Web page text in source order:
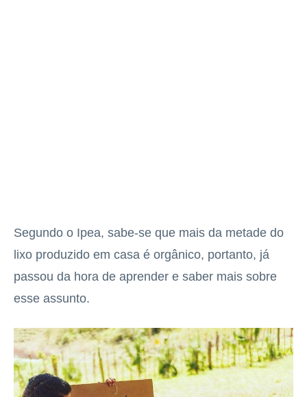
Segundo o Ipea, sabe-se que mais da metade do
lixo produzido em casa é orgânico, portanto, já
passou da hora de aprender e saber mais sobre
esse assunto.